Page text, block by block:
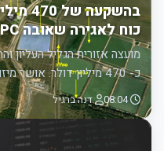
כוח לאגירה שאובה EPC במנרה
מועצה אזורית הגליל
כ- 470 מיליון דולר. אושר מיזם תחנת כוח לאגירה שאובה בצוק…
08:04 דנה ברגיל